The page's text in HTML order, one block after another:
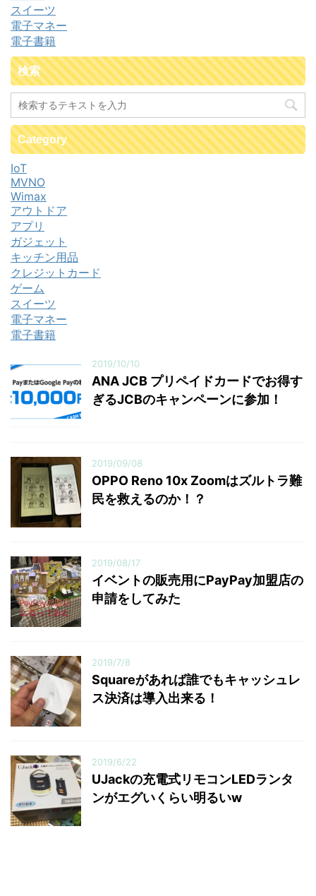
スイーツ
電子マネー
電子書籍
検索
Category
IoT
MVNO
Wimax
アウトドア
アプリ
ガジェット
キッチン用品
クレジットカード
ゲーム
スイーツ
電子マネー
電子書籍
2019/10/10
ANA JCB プリペイドカードでお得す
ぎるJCBのキャンペーンに参加！
2019/09/08
OPPO Reno 10x Zoomはズルトラ難
民を救えるのか！？
2019/08/17
イベントの販売用にPayPay加盟店の
申請をしてみた
2019/7/8
Squareがあれば誰でもキャッシュレ
ス決済は導入出来る！
2019/6/22
UJackの充電式リモコンLEDランタ
ンがエグいくらい明るいw